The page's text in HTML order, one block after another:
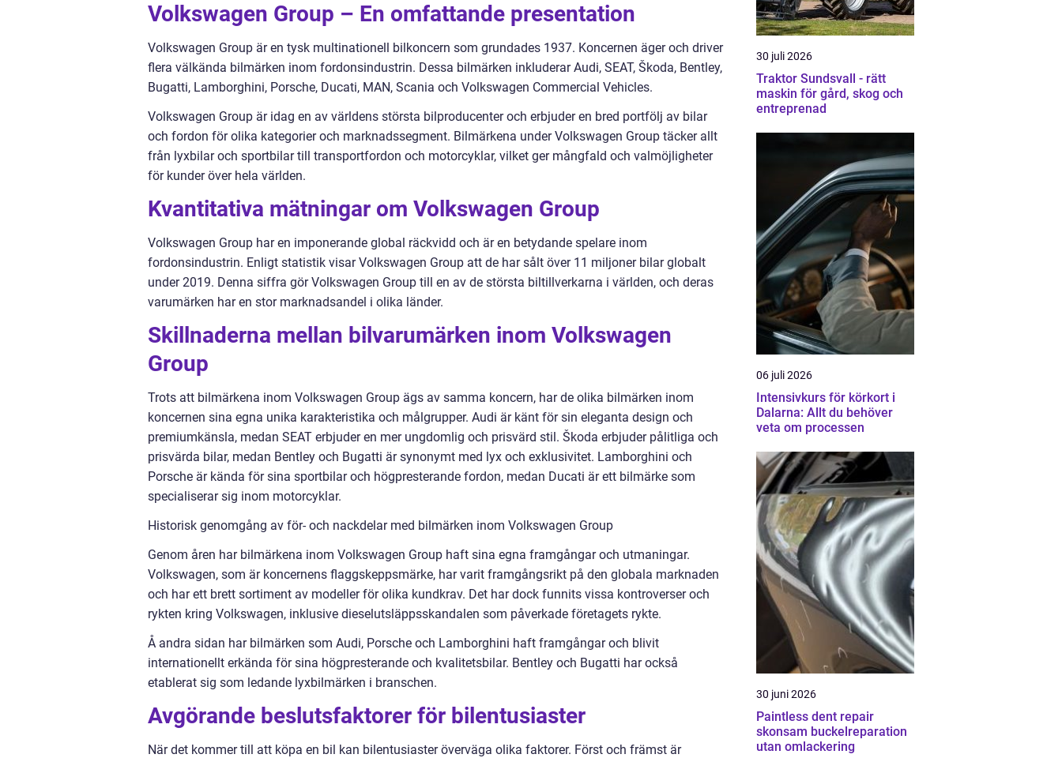
Volkswagen Group – En omfattande presentation
Volkswagen Group är en tysk multinationell bilkoncern som grundades 1937. Koncernen äger och driver
flera välkända bilmärken inom fordonsindustrin. Dessa bilmärken inkluderar Audi, SEAT, Škoda, Bentley,
Bugatti, Lamborghini, Porsche, Ducati, MAN, Scania och Volkswagen Commercial Vehicles.
Volkswagen Group är idag en av världens största bilproducenter och erbjuder en bred portfölj av bilar
och fordon för olika kategorier och marknadssegment. Bilmärkena under Volkswagen Group täcker allt
från lyxbilar och sportbilar till transportfordon och motorcyklar, vilket ger mångfald och valmöjligheter
för kunder över hela världen.
Kvantitativa mätningar om Volkswagen Group
Volkswagen Group har en imponerande global räckvidd och är en betydande spelare inom
fordonsindustrin. Enligt statistik visar Volkswagen Group att de har sålt över 11 miljoner bilar globalt
under 2019. Denna siffra gör Volkswagen Group till en av de största biltillverkarna i världen, och deras
varumärken har en stor marknadsandel i olika länder.
Skillnaderna mellan bilvarumärken inom Volkswagen
Group
Trots att bilmärkena inom Volkswagen Group ägs av samma koncern, har de olika bilmärken inom
koncernen sina egna unika karakteristika och målgrupper. Audi är känt för sin eleganta design och
premiumkänsla, medan SEAT erbjuder en mer ungdomlig och prisvärd stil. Škoda erbjuder pålitliga och
prisvärda bilar, medan Bentley och Bugatti är synonymt med lyx och exklusivitet. Lamborghini och
Porsche är kända för sina sportbilar och högpresterande fordon, medan Ducati är ett bilmärke som
specialiserar sig inom motorcyklar.
Historisk genomgång av för- och nackdelar med bilmärken inom Volkswagen Group
Genom åren har bilmärkena inom Volkswagen Group haft sina egna framgångar och utmaningar.
Volkswagen, som är koncernens flaggskeppsmärke, har varit framgångsrikt på den globala marknaden
och har ett brett sortiment av modeller för olika kundkrav. Det har dock funnits vissa kontroverser och
rykten kring Volkswagen, inklusive dieselutsläppsskandalen som påverkade företagets rykte.
Å andra sidan har bilmärken som Audi, Porsche och Lamborghini haft framgångar och blivit
internationellt erkända för sina högpresterande och kvalitetsbilar. Bentley och Bugatti har också
etablerat sig som ledande lyxbilmärken i branschen.
Avgörande beslutsfaktorer för bilentusiaster
När det kommer till att köpa en bil kan bilentusiaster överväga olika faktorer. Först och främst är
30 juli 2026
Traktor Sundsvall - rätt
maskin för gård, skog och
entreprenad
06 juli 2026
Intensivkurs för körkort i
Dalarna: Allt du behöver
veta om processen
30 juni 2026
Paintless dent repair
skonsam buckelreparation
utan omlackering